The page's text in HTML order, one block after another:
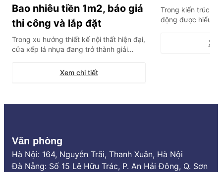
Bao nhiêu tiền 1m2, báo giá
thi công và lắp đặt
Trong xu hướng thiết kế nội thất hiện đại,
cửa xếp lá nhựa đang trở thành giải
không gian mở, nhà vệ sinh hay phòng
tắm nhờ khả năng tối ưu diện tích tuyệt
Xem chi tiết
Trong kiến trúc
động được hiểu là
bộ cảm biến, cho
mở hoàn toàn từ
Văn phòng
Hà Nội: 164, Nguyễn Trãi, Thanh Xuân, Hà Nội
Đà Nẵng: Số 15 Lê Hữu Trác, P. An Hải Đông, Q. Sơn